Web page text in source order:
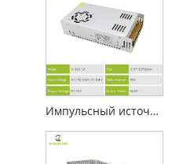
Импульсный источник питания 12 В, 30 А